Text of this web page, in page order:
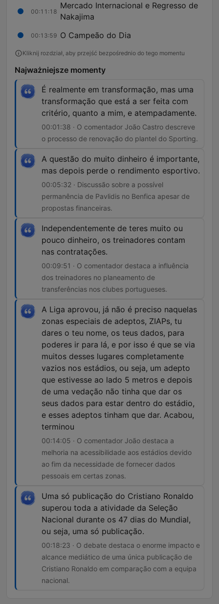
00:11:18
Mercado Internacional e Regresso de
Nakajima
00:13:59 O Campeão do Dia
Kliknij rozdział, aby przejść bezpośrednio do tego momentu
Najważniejsze momenty
É realmente em transformação, mas uma
transformação que está a ser feita com
critério, quanto a mim, e atempadamente.
00:01:38 · O comentador João Castro descreve
o processo de renovação do plantel do Sporting.
A questão do muito dinheiro é importante,
mas depois perde o rendimento esportivo.
00:05:32 · Discussão sobre a possível
permanência de Pavlidis no Benfica apesar de
propostas financeiras.
Independentemente de teres muito ou
pouco dinheiro, os treinadores contam
nas contratações.
00:09:51 · O comentador destaca a influência
dos treinadores no planeamento de
transferências nos clubes portugueses.
A Liga aprovou, já não é preciso naquelas
zonas especiais de adeptos, ZIAPs, tu
dares o teu nome, os teus dados, para
poderes ir para lá, e por isso é que se via
muitos desses lugares completamente
vazios nos estádios, ou seja, um adepto
que estivesse ao lado 5 metros e depois
de uma vedação não tinha que dar os
seus dados para estar dentro do estádio,
e esses adeptos tinham que dar. Acabou,
terminou
00:14:05 · O comentador João destaca a
melhoria na acessibilidade aos estádios devido
ao fim da necessidade de fornecer dados
pessoais em certas zonas.
Uma só publicação do Cristiano Ronaldo
superou toda a atividade da Seleção
Nacional durante os 47 dias do Mundial,
ou seja, uma só publicação.
00:18:23 · O debate destaca o enorme impacto e
alcance mediático de uma única publicação de
Cristiano Ronaldo em comparação com a equipa
nacional.